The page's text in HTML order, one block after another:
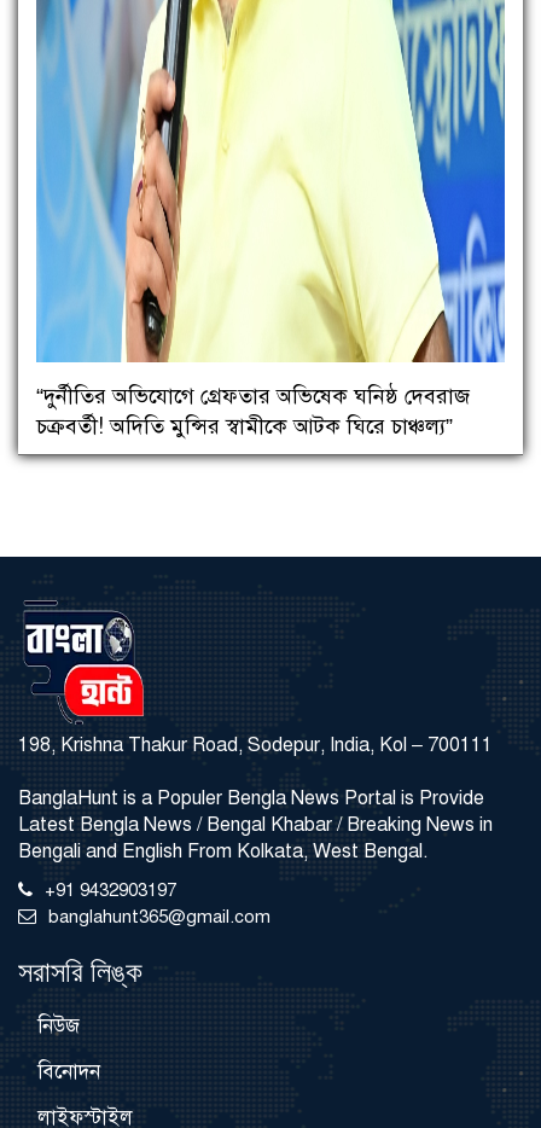
“দুর্নীতির অভিযোগে গ্রেফতার অভিষেক ঘনিষ্ঠ দেবরাজ
চক্রবর্তী! অদিতি মুন্সির স্বামীকে আটক ঘিরে চাঞ্চল্য”
198, Krishna Thakur Road, Sodepur, India, Kol – 700111
BanglaHunt is a Populer Bengla News Portal is Provide
Latest Bengla News / Bengal Khabar / Breaking News in
Bengali and English From Kolkata, West Bengal.
+91 9432903197
banglahunt365@gmail.com
সরাসরি লিঙ্ক
নিউজ
বিনোদন
লাইফস্টাইল